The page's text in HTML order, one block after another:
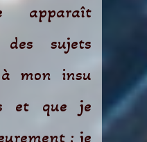
apparaît
des sujets
mon insu
et que je
; je